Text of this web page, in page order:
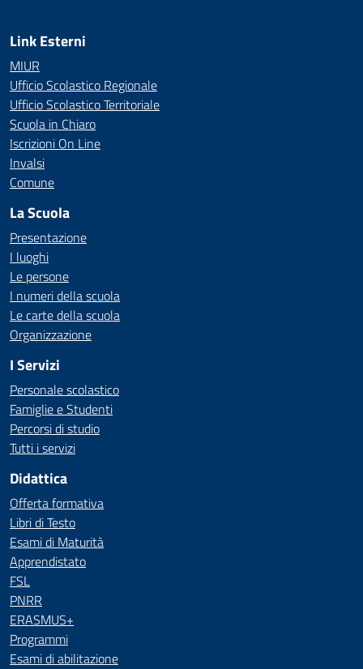
Link Esterni
MIUR
Ufficio Scolastico Regionale
Ufficio Scolastico Territoriale
Scuola in Chiaro
Iscrizioni On Line
Invalsi
Comune
La Scuola
Presentazione
I luoghi
Le persone
I numeri della scuola
Le carte della scuola
Organizzazione
I Servizi
Personale scolastico
Famiglie e Studenti
Percorsi di studio
Tutti i servizi
Didattica
Offerta formativa
Libri di Testo
Esami di Maturità
Apprendistato
FSL
PNRR
ERASMUS+
Programmi
Esami di abilitazione